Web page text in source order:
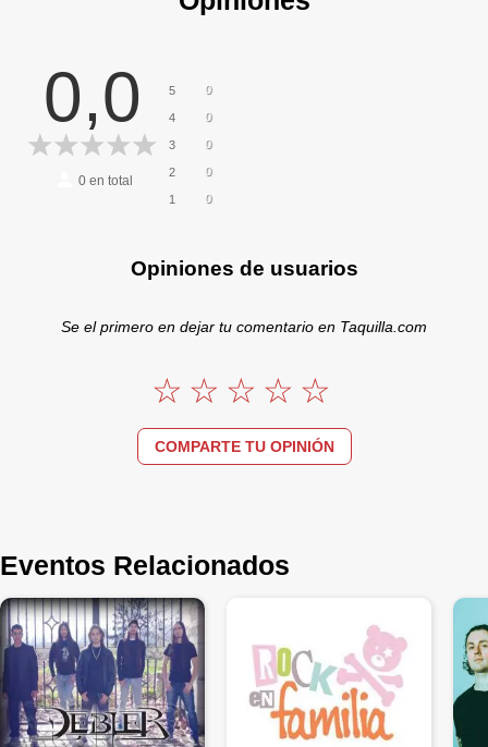
0,0
0en total
5 0
4 0
3 0
2 0
1 0
Opiniones de usuarios
Se el primero en dejar tu comentario en Taquilla.com
COMPARTE TU OPINIÓN
Eventos Relacionados